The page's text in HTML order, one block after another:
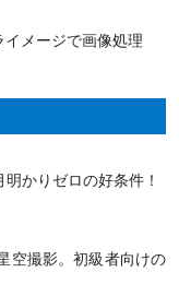
メージで画像処理
かりゼロの好条件！
空撮影。初級者向けの